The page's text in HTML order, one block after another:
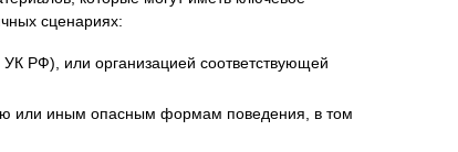
сценариях:
РФ), или организацией соответствующей
или иным опасным формам поведения, в том